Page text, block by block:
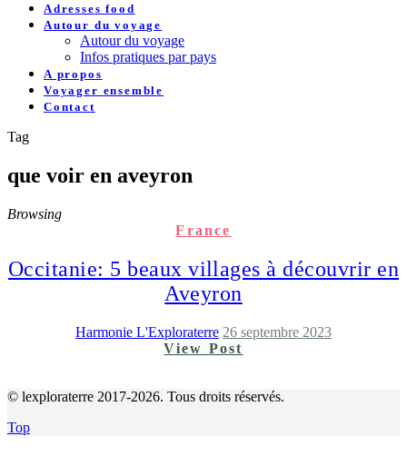
Adresses food
Autour du voyage
Autour du voyage
Infos pratiques par pays
A propos
Voyager ensemble
Contact
Tag
que voir en aveyron
Browsing
France
Occitanie: 5 beaux villages à découvrir en
Aveyron
Harmonie L'Exploraterre 26 septembre 2023
View Post
© lexploraterre 2017-2026. Tous droits réservés.
Top